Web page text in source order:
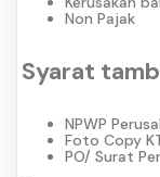
Non Pajak
Syarat
NPWP
Foto Copy
PO/ Surat